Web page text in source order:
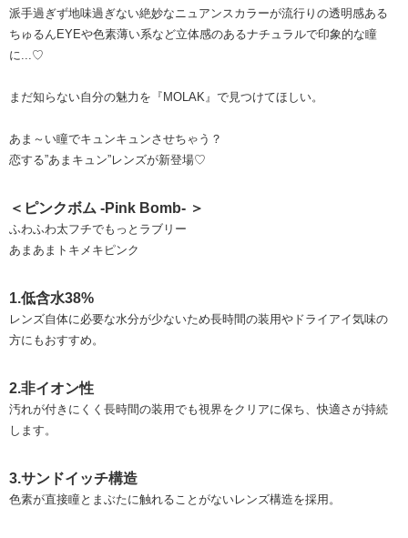
派手過ぎず地味過ぎない絶妙なニュアンスカラーが流行りの透明感ある
ちゅるんEYEや色素薄い系など立体感のあるナチュラルで印象的な瞳
に...♡
まだ知らない自分の魅力を『MOLAK』で見つけてほしい。
あま～い瞳でキュンキュンさせちゃう？
恋する”あまキュン”レンズが新登場♡
＜ピンクボム -Pink Bomb- ＞
ふわふわ太フチでもっとラブリー
あまあまトキメキピンク
1.低含水38%
レンズ自体に必要な水分が少ないため長時間の装用やドライアイ気味の
方にもおすすめ。
2.非イオン性
汚れが付きにくく長時間の装用でも視界をクリアに保ち、快適さが持続
します。
3.サンドイッチ構造
色素が直接瞳とまぶたに触れることがないレンズ構造を採用。